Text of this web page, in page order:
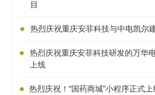
目
热烈庆祝重庆安菲科技与中电凯尔
热烈庆祝重庆安菲科技研发的万华
上线
热烈庆祝！“国药商城”小程序正式